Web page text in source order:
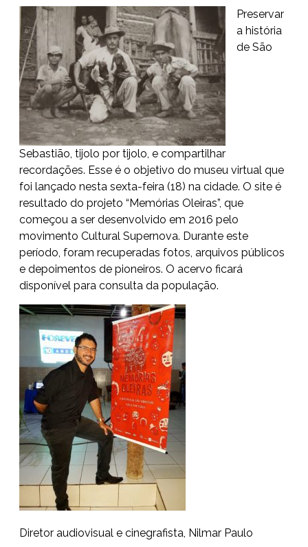
Preservar
a história
de São
Sebastião, tijolo por tijolo, e compartilhar
recordações. Esse é o objetivo do museu virtual que
foi lançado nesta sexta-feira (18) na cidade. O site é
resultado do projeto “Memórias Oleiras”, que
começou a ser desenvolvido em 2016 pelo
movimento Cultural Supernova. Durante este
período, foram recuperadas fotos, arquivos públicos
e depoimentos de pioneiros. O acervo ficará
disponível para consulta da população.
Diretor audiovisual e cinegrafista, Nilmar Paulo